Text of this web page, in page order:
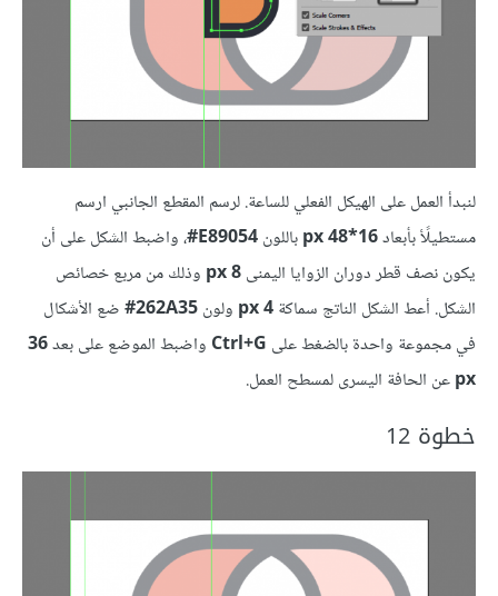
لنبدأ العمل على الهيكل الفعلي للساعة. لرسم المقطع الجانبي ارسم
مستطيلًأ بأبعاد16*48 px باللونE89054‏# ، واضبط الشكل على أن
يكون نصف قطر دوران الزوايا اليمنى8 px
وذلك من مربع خصائص
الشكل. أعط الشكل الناتج سماكة4 px ولون262A35‏# ضع الأشكال
في مجموعة واحدة بالضغط على Ctrl+G واضبط الموضع على بعد36
pxعن الحافة اليسرى لمسطح العمل.
خطوة 12